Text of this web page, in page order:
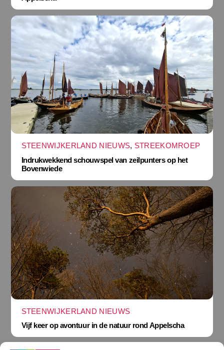
STEENWIJKERLAND NIEUWS, STREEKOMROEP
Indrukwekkend schouwspel van zeilpunters op het
Bovenwiede
STEENWIJKERLAND NIEUWS
Vijf keer op avontuur in de natuur rond Appelscha